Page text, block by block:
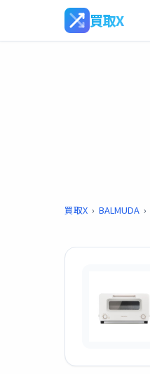
買取X
買取X › BALMUDA ›